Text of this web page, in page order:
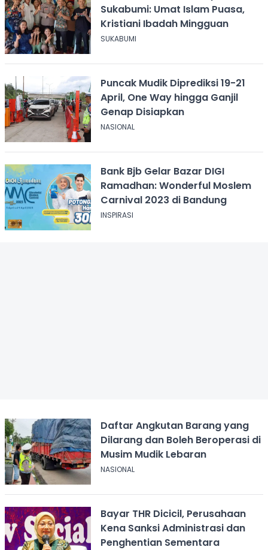
Sukabumi: Umat Islam Puasa,
Kristiani Ibadah Mingguan
SUKABUMI
Puncak Mudik Diprediksi 19-21
April, One Way hingga Ganjil
Genap Disiapkan
NASIONAL
Bank Bjb Gelar Bazar DIGI
Ramadhan: Wonderful Moslem
Carnival 2023 di Bandung
INSPIRASI
Daftar Angkutan Barang yang
Dilarang dan Boleh Beroperasi di
Musim Mudik Lebaran
NASIONAL
Bayar THR Dicicil, Perusahaan
Kena Sanksi Administrasi dan
Penghentian Sementara